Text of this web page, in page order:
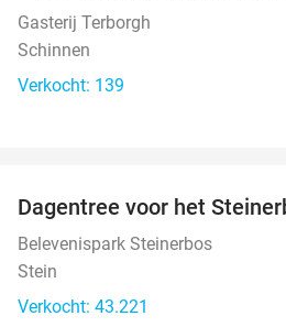
Gasterij Terborgh
Schinnen
Verkocht: 139
Dagentree voor het
Belevenispark Steinerbos
Stein
Verkocht: 43.221